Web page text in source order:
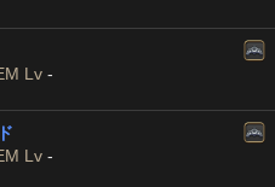
Lv -
Lv -